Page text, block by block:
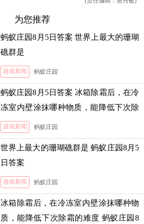
为您推荐
蚂蚁庄园8月5日答案 世界上最大的珊瑚
礁群是
游戏新闻 蚂蚁庄园
蚂蚁庄园8月5日答案 冰箱除霜后，在冷
冻室内壁涂抹哪种物质，能降低下次除
霜的难度
游戏新闻 蚂蚁庄园
世界上最大的珊瑚礁群是 蚂蚁庄园8月5
日答案
游戏新闻 蚂蚁庄园
冰箱除霜后，在冷冻室内壁涂抹哪种物
质，能降低下次除霜的难度 蚂蚁庄园8